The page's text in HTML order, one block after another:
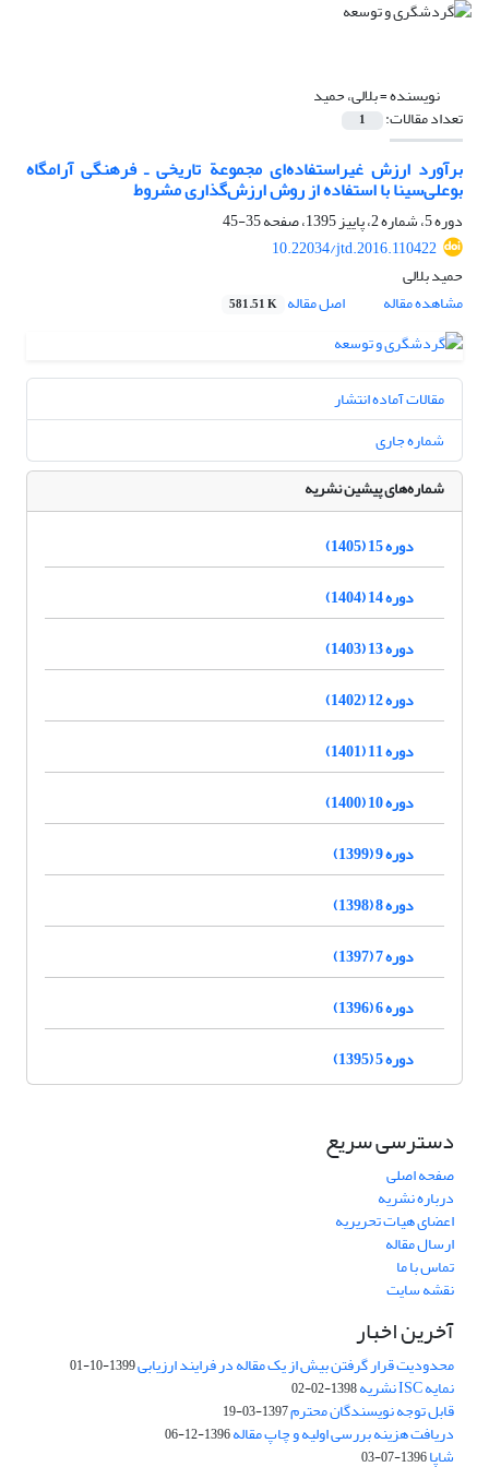
نویسنده =بلالی، حمید
تعداد مقالات: 1
برآورد ارزش غیراستفاده‌ای مجموعة تاریخی ـ فرهنگی آرامگاه
بوعلی‌سینا با استفاده از روش ارزش‌گذاری مشروط
دوره 5، شماره 2، پاییز 1395، صفحه
35-45
10.22034/jtd.2016.110422
حمید بلالی
مشاهده مقاله
اصل مقاله 581.51 K
مقالات آماده انتشار
شماره جاری
شماره‌های پیشین نشریه
دوره 15 (1405)
دوره 14 (1404)
دوره 13 (1403)
دوره 12 (1402)
دوره 11 (1401)
دوره 10 (1400)
دوره 9 (1399)
دوره 8 (1398)
دوره 7 (1397)
دوره 6 (1396)
دوره 5 (1395)
دسترسی سریع
صفحه اصلی
درباره نشریه
اعضای هیات تحریریه
ارسال مقاله
تماس با ما
نقشه سایت
آخرین اخبار
محدودیت قرار گرفتن بیش از یک مقاله در فرایند ارزیابی1399-10-01
نمایه ISC نشریه 1398-02-02
قابل توجه نویسندگان محترم1397-03-19
دریافت هزینه بررسی اولیه و چاپ مقاله1396-12-06
شاپا1396-07-03